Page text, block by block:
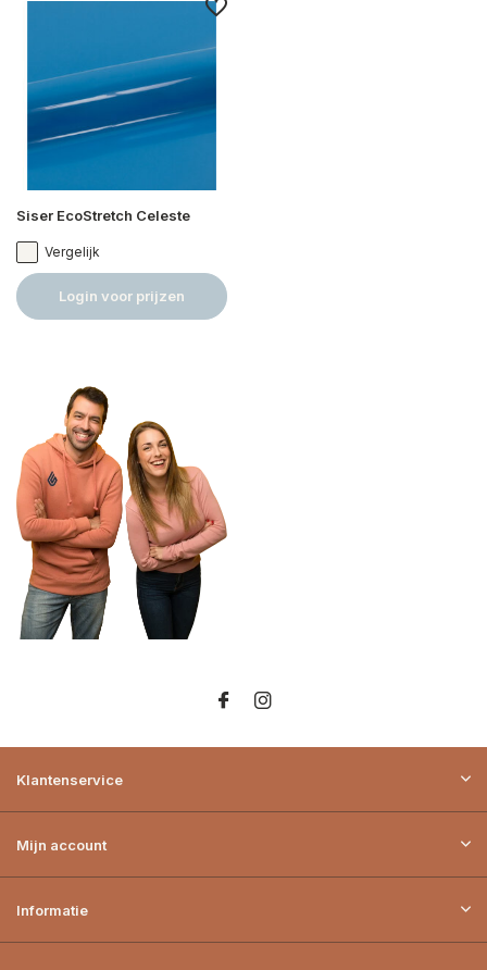
Siser EcoStretch Celeste
Vergelijk
Login voor prijzen
Klantenservice
Mijn account
Informatie